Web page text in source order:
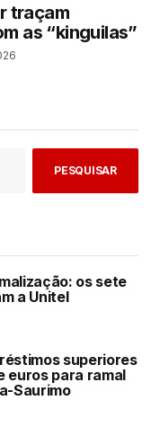
traçam
as “kinguilas”
PESQUISAR
os sete
a Unitel
superiores
euros para ramal
Saurimo